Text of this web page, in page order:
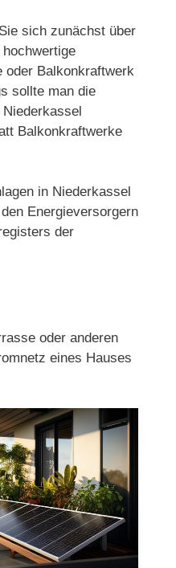
sich zunächst über
oder Balkonkraftwerk
sollte man die
Balkonkraftwerke
in Niederkassel
Energieversorgern
der
oder anderen
eines Hauses